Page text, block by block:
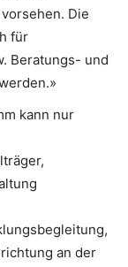
Die
für
Beratungs- und
kann nur
an der